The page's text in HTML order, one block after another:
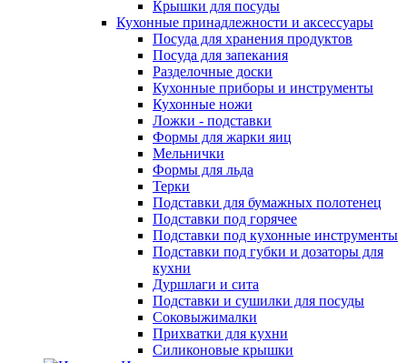
Крышки для посуды
Кухонные принадлежности и аксессуары
Посуда для хранения продуктов
Посуда для запекания
Разделочные доски
Кухонные приборы и инструменты
Кухонные ножи
Ложки - подставки
Формы для жарки яиц
Мельнички
Формы для льда
Терки
Подставки для бумажных полотенец
Подставки под горячее
Подставки под кухонные инструменты
Подставки под губки и дозаторы для
кухни
Дуршлаги и сита
Подставки и сушилки для посуды
Соковыжималки
Прихватки для кухни
Силиконовые крышки